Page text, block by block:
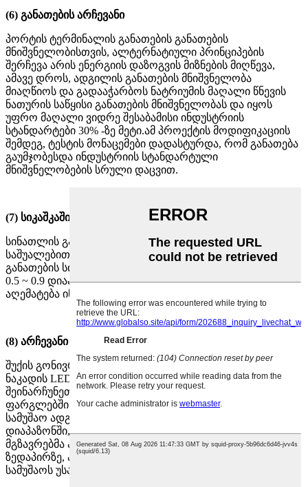
(6) განათების არჩევანი
პორტის ტერმინალის განათების განათების
მნიშვნელობისთვის, ალტერნატიული პრინციპების
შერჩევა არის ენერგიის დაზოგვის მიზნების მიღწევა,
ამავე დროს, ადგილის განათების მნიშვნელობა
მიაღწიოს და გადააჭარბოს ნატრიუმის მაღალი წნევის
ნათურის საწყისი განათების მნიშვნელობას და იყოს
უფრო მაღალი ვიდრე შესაბამისი ინდუსტრიის
სტანდარტები 30% -ზე მეტი.ამ პროექტის მოდიფიკაციის
შემდეგ, ტესტის მონაცემები დადასტურდა, რომ განათება
გაუმჯობესდა ინდუსტრიის სტანდარტული
მნიშვნელობების სრული დაცვით.
(7) სიკაშკაშის ერთგვაროვნების არჩევანი
სინათლის განაწილების გონივრული დიზაინის
საშუალებით, მაღალი ბოძების განათების და პორტის
განათების სიკაშკაშის ერთგვაროვნება კონტროლდება
0.5 ~ 0.9 დიაპაზონში, სრულად აკმაყოფილებს და
აღემატება ინდუსტრიის სტანდარტების მოთხოვნებს.
(8) არჩევანი გარემოს თანაფარდობა
შუქის გონივრული განაწილებისა და მანათობელი
ნაკადის LED ნათურის ლინზების მეშვეობით, ყოველთვის
შეინარჩუნეთ განათების მნიშვნელობა 10 მ-ის
ფარგლებში განათების სამუშაო ადგილის გარშემო
სამუშაო ადგილის განათების მნიშვნელობა 0.5 ~ 0.8
დიაპაზონში, რათა ოპერატორებმა, მძღოლებმა და
მგზავრებმა არა მხოლოდ დაინახონ ობიექტები სამუშაო
ზედაპირზე, არამედ ხედავენ მიმდებარე გარემოს, ზრდის
სამუშაოს უსაფრთხოებას.